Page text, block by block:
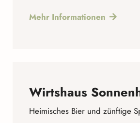
Mehr Informationen
Wirtshaus
Heimisches Bier und zünftige